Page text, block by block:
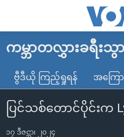
လွယ်ကူ
သည့်
Link
များ
ပင်မ
မူလစာမျက်နှာ
မြန်မာ
ကမ္ဘာ့သတင်းများ
နိုင်ငံတကာ
ဗွီဒီယို
ကမ္ဘာတလွှားခရီးသွာ
ဗွီဒီယို ကြည့်ရှုရန် အကြော
ပြင်သစ်တောင်ပိုင်းက
၁၇ ဒီဇင္ဘာ၊ ၂၀၂၄